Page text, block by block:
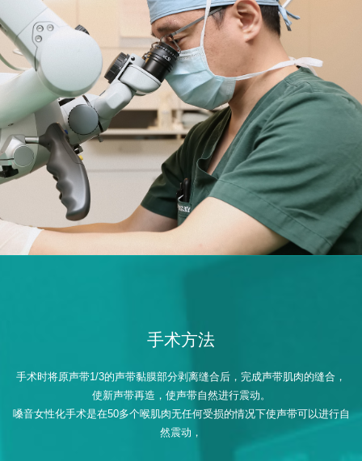
手术方法
手术时将原声带1/3的声带黏膜部分剥离缝合后，完成声带肌肉的缝合，
使新声带再造，使声带自然进行震动。
嗓音女性化手术是在50多个喉肌肉无任何受损的情况下使声带可以进行自
然震动，